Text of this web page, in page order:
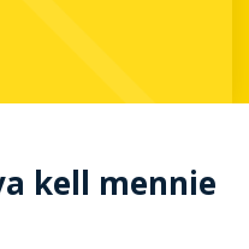
kell mennie